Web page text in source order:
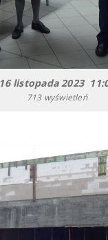
16 listopada 2023
713 wyświetleń